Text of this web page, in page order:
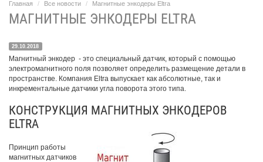
Главная Все новости Магнитные энкодеры Eltra
МАГНИТНЫЕ ЭНКОДЕРЫ ELTRA
29.10.2018
Магнитный энкодер - это специальный датчик, который с помощью
электромагнитного поля позволяет определить размещение детали в
пространстве. Компания Eltra выпускает как абсолютные, так и
инкрементальные датчики угла поворота этого типа.
КОНСТРУКЦИЯ МАГНИТНЫХ ЭНКОДЕРОВ
ELTRA
Принцип работы
магнитных датчиков